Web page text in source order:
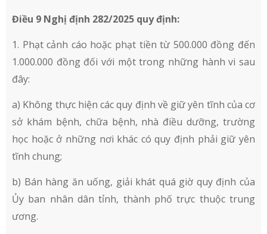
Điều 9 Nghị định 282/2025 quy định:
1. Phạt cảnh cáo hoặc phạt tiền từ 500.000 đồng đến
1.000.000 đồng đối với một trong những hành vi sau
đây:
a) Không thực hiện các quy định về giữ yên tĩnh của cơ
sở khám bệnh, chữa bệnh, nhà điều dưỡng, trường
học hoặc ở những nơi khác có quy định phải giữ yên
tĩnh chung;
b) Bán hàng ăn uống, giải khát quá giờ quy định của
Ủy ban nhân dân tỉnh, thành phố trực thuộc trung
ương.